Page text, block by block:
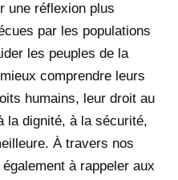
20
4
une réflexion plus
par les populations
les peuples de la
comprendre leurs
humains, leur droit au
la dignité, à la sécurité,
À travers nos
à rappeler aux